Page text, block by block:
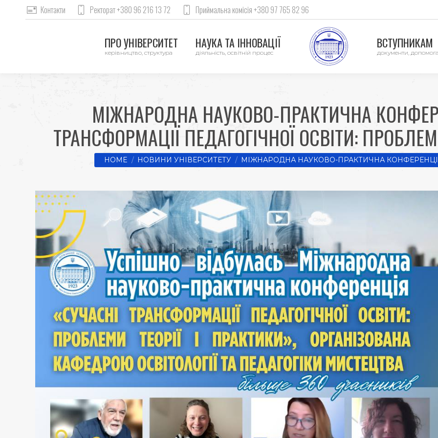
Контакти Ректорат +380 96 216 13 72 Приймальна комісія +380 97 765 82 96
ПРО УНІВЕРСИТЕТ
керівництво, структура
НАУКА ТА ІННОВАЦІЇ
діяльність, освітній процес
ВСТУПНИКАМ
документи,
МІЖНАРОДНА НАУКОВО-ПРАКТИЧНА
ТРАНСФОРМАЦІЇ ПЕДАГОГІЧНОЇ ОСВІТИ:
You are here:
HOME НОВИНИ УНІВЕРСИТЕТУ МІЖНАРОДНА НАУКОВО-ПРАКТИЧНА